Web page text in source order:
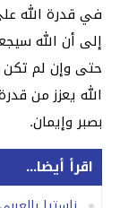
في قدرة الله
إلى أن الله
حتى وإن لم تكن
الله يعزز من
بصبر وإيمان.
اقرأ أيضا...